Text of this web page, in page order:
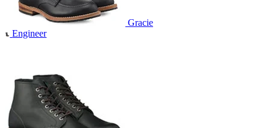
Gracie
Engineer